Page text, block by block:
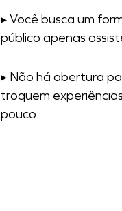
▸ Você busca um
público apenas
▸ Não há abertura
troquem
pouco.